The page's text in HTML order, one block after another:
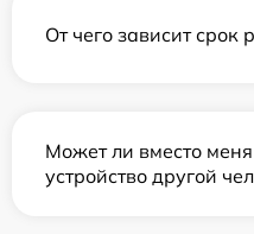
От чего зависит срок
Может ли вместо
устройство другой